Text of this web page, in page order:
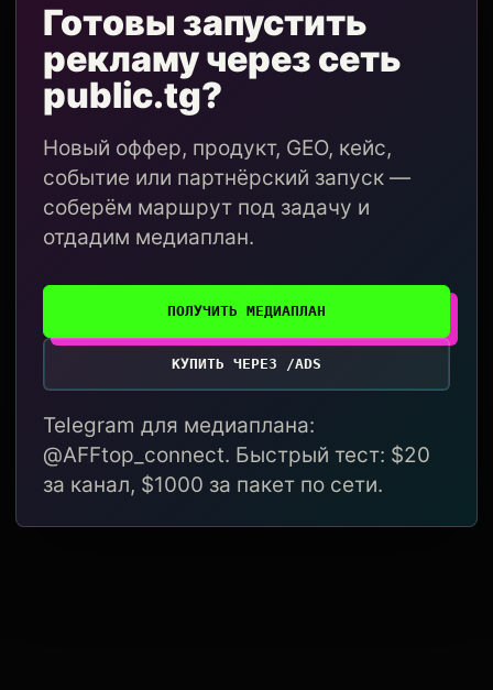
Готовы запустить
рекламу через сеть
public.tg?
Новый оффер, продукт, GEO, кейс,
событие или партнёрский запуск —
соберём маршрут под задачу и
отдадим медиаплан.
ПОЛУЧИТЬ МЕДИАПЛАН
КУПИТЬ ЧЕРЕЗ /ADS
Telegram для медиаплана:
@AFFtop_connect. Быстрый тест: $20
за канал, $1000 за пакет по сети.